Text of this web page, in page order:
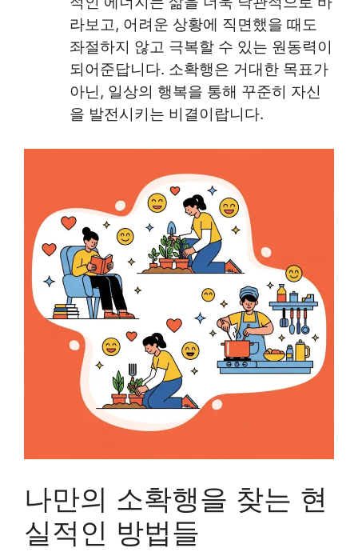
라보고, 어려운 상황에 직면했을 때도
좌절하지 않고 극복할 수 있는 원동력이
되어준답니다. 소확행은 거대한 목표가
아닌, 일상의 행복을 통해 꾸준히 자신
을 발전시키는 비결이랍니다.
나만의 소확행을 찾는 현
실적인 방법들